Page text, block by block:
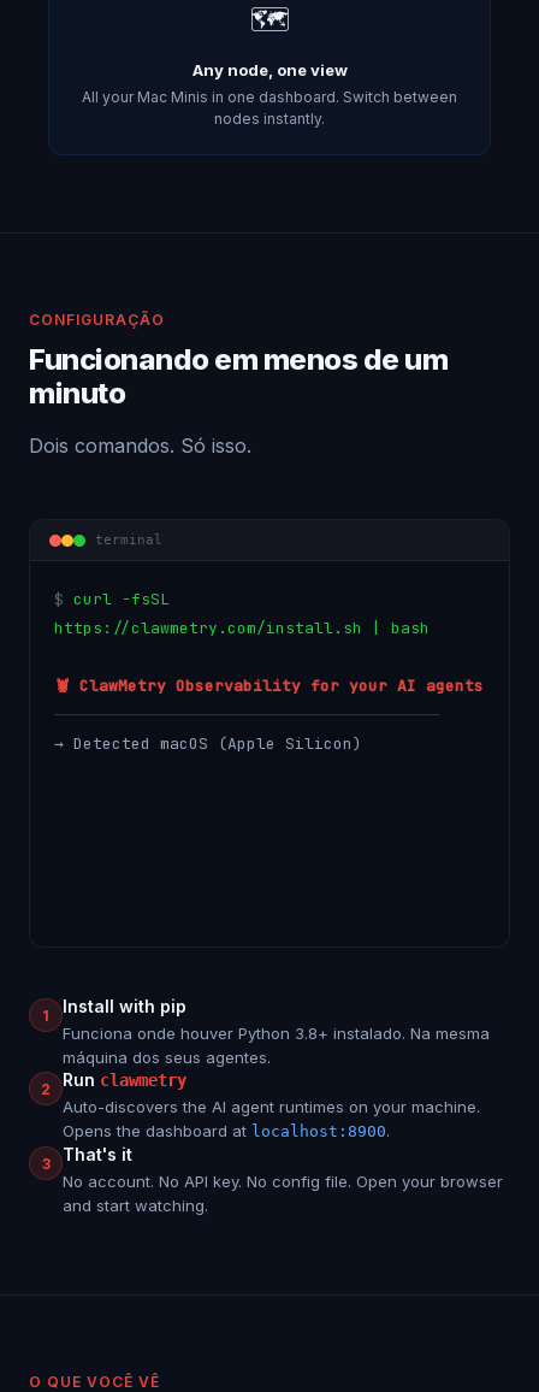
🗺️
Any node, one view
All your Mac Minis in one dashboard. Switch between
nodes instantly.
CONFIGURAÇÃO
Funcionando em menos de um
minuto
Dois comandos. Só isso.
terminal
$ curl -fsSL
https : //clawmetry .com/install. sh bash
🦞 ClawMetry Observability for your AI agents
────────────────────────────────────────
→ Detected macOS (Apple Silicon)
1 Install with pip
Funciona onde houver Python 3.8+ instalado. Na mesma
máquina dos seus agentes.
2 Run clawmetry
Auto-discovers the AI agent runtimes on your machine.
Opens the dashboard at localhost:8900.
3 That's it
No account. No API key. No config file. Open your browser
and start watching.
O QUE VOCÊ VÊ